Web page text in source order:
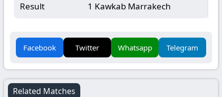
Result
1 Kawkab Marrakech
Facebook Twitter Whatsapp Telegram
Related Matches